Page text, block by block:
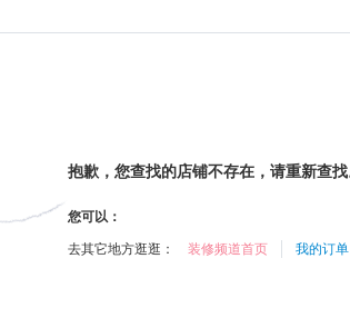
抱歉，您查找的店铺不存在，请重新查
您可以：
去其它地方逛逛： 装修频道首页 我的订单